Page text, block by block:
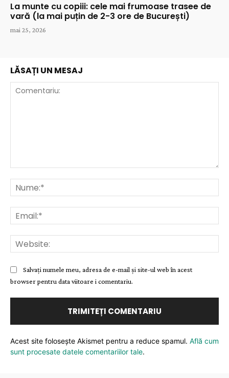
La munte cu copiii: cele mai frumoase trasee de
vară (la mai puțin de 2-3 ore de București)
mai 25, 2026
LĂSAȚI UN MESAJ
Salvați numele meu, adresa de e-mail și site-ul web în acest
browser pentru data viitoare i comentariu.
Acest site folosește Akismet pentru a reduce spamul. Află cum
sunt procesate datele comentariilor tale.